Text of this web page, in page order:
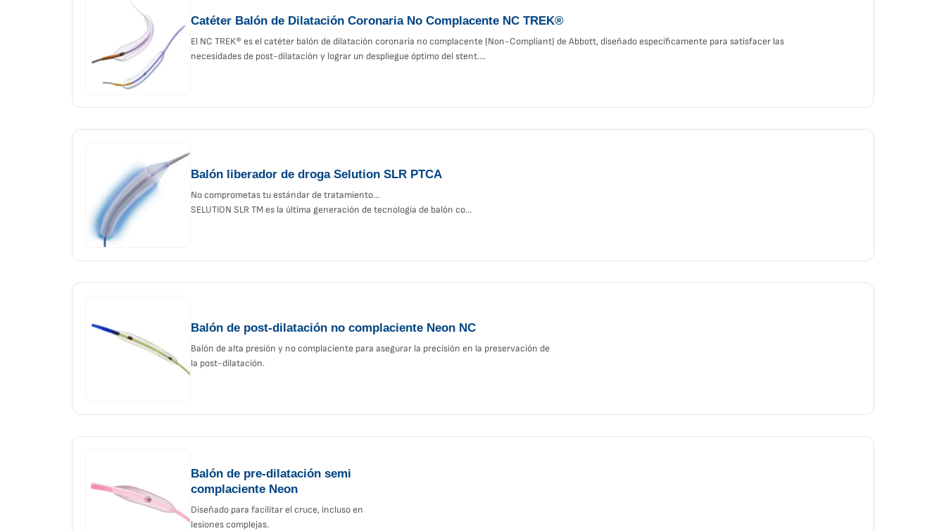
Catéter Balón de Dilatación Coronaria No Complacente NC TREK®
El NC TREK® es el catéter balón de dilatación coronaria no complacente (Non-Compliant) de Abbott, diseñado específicamente para satisfacer las
necesidades de post-dilatación y lograr un despliegue óptimo del stent….
Balón liberador de droga Selution SLR PTCA
No comprometas tu estándar de tratamiento…
SELUTION SLR TM es la última generación de tecnología de balón con
Balón de post-dilatación no complaciente Neon NC
Balón de alta presión y no complaciente para asegurar la precisión en la preservación de
la post-dilatación.
Balón de pre-dilatación semi
complaciente Neon
Diseñado para facilitar el cruce, incluso en
lesiones complejas.